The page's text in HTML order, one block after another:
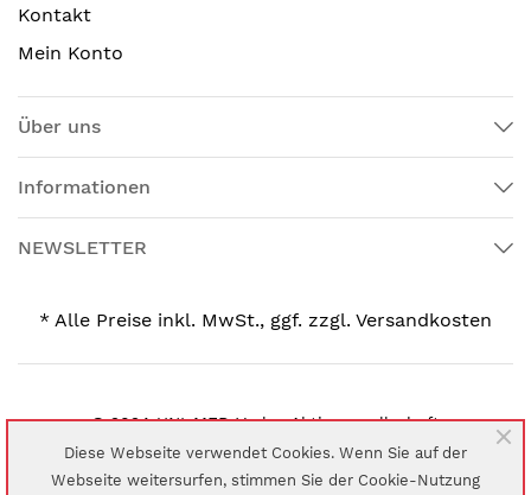
Kontakt
Mein Konto
Über uns
Informationen
NEWSLETTER
* Alle Preise inkl. MwSt., ggf. zzgl. Versandkosten
© 2024 UNI-MED Verlag Aktiengesellschaft
Diese Webseite verwendet Cookies. Wenn Sie auf der
Webseite weitersurfen, stimmen Sie der Cookie-Nutzung